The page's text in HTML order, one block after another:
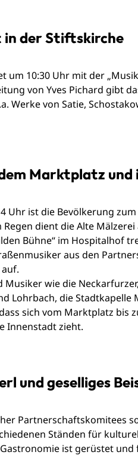
in der Stiftskirche
um 10:30 Uhr mit der
von Yves Pichard gibt
Werke von Satie,
Marktplatz
Uhr ist die Bevölkerung
dient die Alte
Bühne“ im Hospitalhof
aus den
wie die
Lohrbach, die
sich vom Marktplatz bis
Innenstadt zieht.
und geselliges
Partnerschaftskomitees
Ständen für
ist gerüstet